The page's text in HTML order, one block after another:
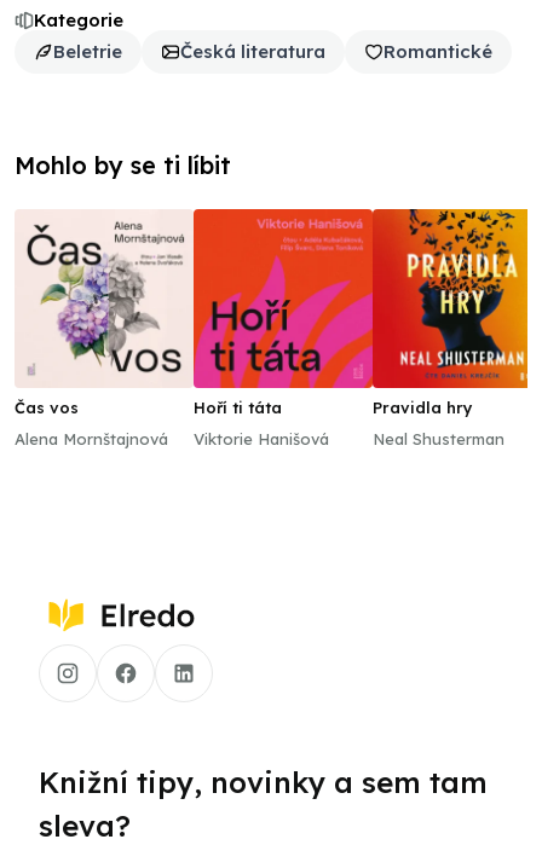
Kategorie
Beletrie
Česká literatura Romantické
Mohlo by se ti líbit
Čas vos
Alena Mornštajnová
Hoří ti táta
Viktorie Hanišová
Pravidla hry
Neal Shusterman
Knižní tipy, novinky a sem tam
sleva?